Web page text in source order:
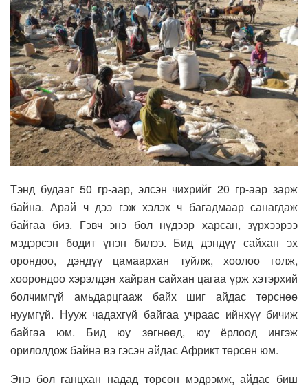
Тэнд будааг 50 гр-аар, элсэн чихрийг 20 гр-аар зарж
байна. Арай ч дээ гэж хэлэх ч багадмаар санагдаж
байгаа биз. Гэвч энэ бол нүдээр харсан, зүрхээрээ
мэдэрсэн бодит үнэн билээ. Бид дэндүү сайхан эх
орондоо, дэндүү цамаархан туйлж, хоолоо голж,
хоорондоо хэрэлдэн хайран сайхан цагаа үрж хэтэрхий
болчимгүй амьдарцгааж байх шиг айдас төрснөө
нуумгүй. Нууж чадахгүй байгаа учраас ийнхүү бичиж
байгаа юм. Бид юу зөгнөөд, юу ёрлоод ингэж
орилолдож байна вэ гэсэн айдас Африкт төрсөн юм.
Энэ бол ганцхан надад төрсөн мэдрэмж, айдас биш